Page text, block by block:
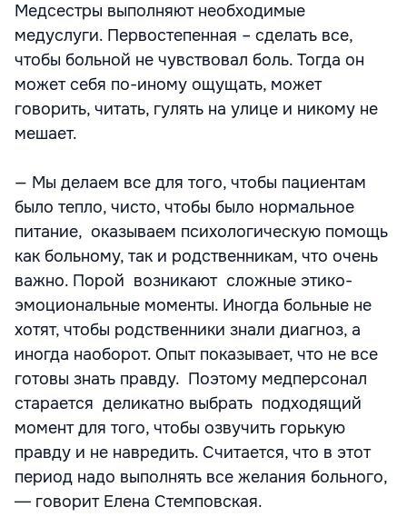
Медсестры выполняют необходимые
медуслуги. Первостепенная – сделать все,
чтобы больной не чувствовал боль. Тогда он
может себя по-иному ощущать, может
говорить, читать, гулять на улице и никому не
мешает.
— Мы делаем все для того, чтобы пациентам
было тепло, чисто, чтобы было нормальное
питание, оказываем психологическую помощь
как больному, так и родственникам, что очень
важно. Порой возникают сложные этико-
эмоциональные моменты. Иногда больные не
хотят, чтобы родственники знали диагноз, а
иногда наоборот. Опыт показывает, что не все
готовы знать правду. Поэтому медперсонал
старается деликатно выбрать подходящий
момент для того, чтобы озвучить горькую
правду и не навредить. Считается, что в этот
период надо выполнять все желания больного,
― говорит Елена Стемповская.